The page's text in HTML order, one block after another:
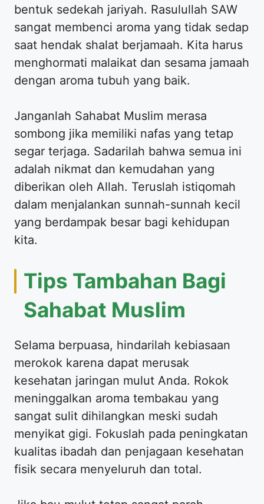
bentuk sedekah jariyah. Rasulullah SAW
sangat membenci aroma yang tidak sedap
saat hendak shalat berjamaah. Kita harus
menghormati malaikat dan sesama jamaah
dengan aroma tubuh yang baik.
Janganlah Sahabat Muslim merasa
sombong jika memiliki nafas yang tetap
segar terjaga. Sadarilah bahwa semua ini
adalah nikmat dan kemudahan yang
diberikan oleh Allah. Teruslah istiqomah
dalam menjalankan sunnah-sunnah kecil
yang berdampak besar bagi kehidupan
kita.
Tips Tambahan Bagi
Sahabat Muslim
Selama berpuasa, hindarilah kebiasaan
merokok karena dapat merusak
kesehatan jaringan mulut Anda. Rokok
meninggalkan aroma tembakau yang
sangat sulit dihilangkan meski sudah
menyikat gigi. Fokuslah pada peningkatan
kualitas ibadah dan penjagaan kesehatan
fisik secara menyeluruh dan total.